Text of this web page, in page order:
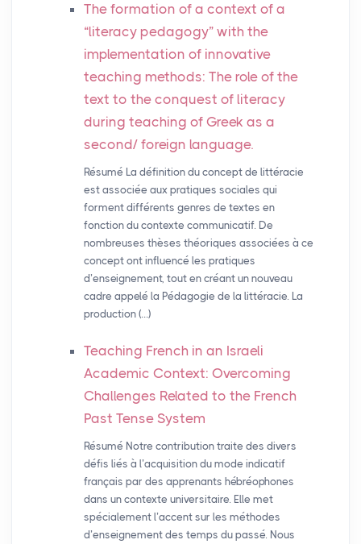
The formation of a context of a
“literacy pedagogy” with the
implementation of innovative
teaching methods: The role of the
text to the conquest of literacy
during teaching of Greek as a
second/ foreign language.
Résumé La définition du concept de littéracie
est associée aux pratiques sociales qui
forment différents genres de textes en
fonction du contexte communicatif. De
nombreuses thèses théoriques associées à ce
concept ont influencé les pratiques
d’enseignement, tout en créant un nouveau
cadre appelé la Pédagogie de la littéracie. La
production (…)
Teaching French in an Israeli
Academic Context: Overcoming
Challenges Related to the French
Past Tense System
Résumé Notre contribution traite des divers
défis liés à l’acquisition du mode indicatif
français par des apprenants hébréophones
dans un contexte universitaire. Elle met
spécialement l’accent sur les méthodes
d’enseignement des temps du passé. Nous